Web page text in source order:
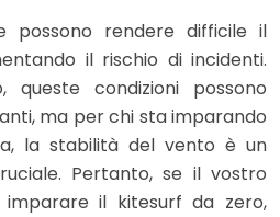
possono rendere difficile il
il rischio di incidenti.
condizioni possono
ma per chi sta imparando
la stabilità del vento è un
Pertanto, se il vostro
il kitesurf da zero,